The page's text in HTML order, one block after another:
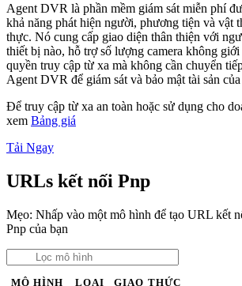
Agent DVR là phần mềm giám sát miễn phí
khả năng phát hiện người, phương tiện và vật
thực. Nó cung cấp giao diện thân thiện với
thiết bị nào, hỗ trợ số lượng camera không
quyền truy cập từ xa mà không cần chuyển
Agent DVR để giám sát và bảo mật tài sản
Để truy cập từ xa an toàn hoặc sử dụng cho
xem Bảng giá
Tải Ngay
URLs kết nối Pnp
Mẹo: Nhấp vào một mô hình để tạo URL kết
Pnp của bạn
MÔ HÌNH LOẠI GIAO THỨC